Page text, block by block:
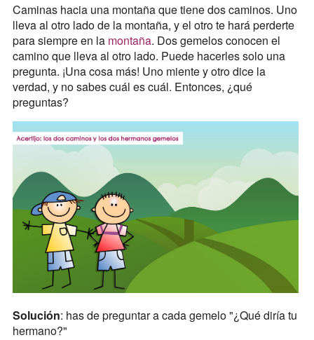
Caminas hacia una montaña que tiene dos caminos. Uno
lleva al otro lado de la montaña, y el otro te hará perderte
para siempre en la montaña. Dos gemelos conocen el
camino que lleva al otro lado. Puede hacerles solo una
pregunta. ¡Una cosa más! Uno miente y otro dice la
verdad, y no sabes cuál es cuál. Entonces, ¿qué
preguntas?
Solución: has de preguntar a cada gemelo "¿Qué diría tu
hermano?"